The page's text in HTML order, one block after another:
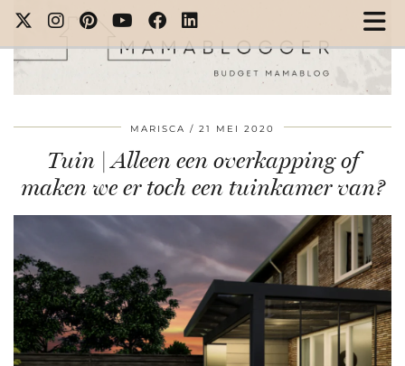
MARISCA 21 MEI 2020
Tuin | Alleen een overkapping of
maken we er toch een tuinkamer van?